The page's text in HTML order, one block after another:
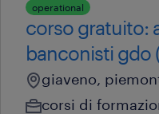
operational
corso gratuito:
banconisti gdo
giaveno,
corsi di